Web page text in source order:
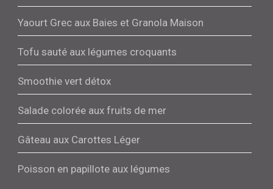
Yaourt Grec aux Baies et Granola Maison
Tofu sauté aux légumes croquants
Smoothie vert détox
Salade colorée aux fruits de mer
Gâteau aux Carottes Léger
Poisson en papillote aux légumes